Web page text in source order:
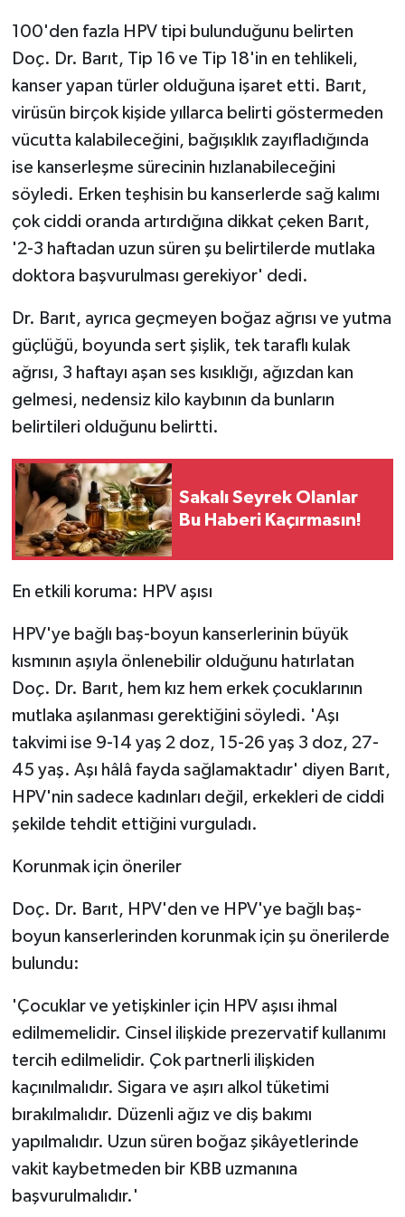
100'den fazla HPV tipi bulunduğunu belirten
Doç. Dr. Barıt, Tip 16 ve Tip 18'in en tehlikeli,
kanser yapan türler olduğuna işaret etti. Barıt,
virüsün birçok kişide yıllarca belirti göstermeden
vücutta kalabileceğini, bağışıklık zayıfladığında
ise kanserleşme sürecinin hızlanabileceğini
söyledi. Erken teşhisin bu kanserlerde sağ kalımı
çok ciddi oranda artırdığına dikkat çeken Barıt,
'2-3 haftadan uzun süren şu belirtilerde mutlaka
doktora başvurulması gerekiyor' dedi.
Dr. Barıt, ayrıca geçmeyen boğaz ağrısı ve yutma
güçlüğü, boyunda sert şişlik, tek taraflı kulak
ağrısı, 3 haftayı aşan ses kısıklığı, ağızdan kan
gelmesi, nedensiz kilo kaybının da bunların
belirtileri olduğunu belirtti.
Sakalı Seyrek Olanlar
Bu Haberi Kaçırmasın!
En etkili koruma: HPV aşısı
HPV'ye bağlı baş-boyun kanserlerinin büyük
kısmının aşıyla önlenebilir olduğunu hatırlatan
Doç. Dr. Barıt, hem kız hem erkek çocuklarının
mutlaka aşılanması gerektiğini söyledi. 'Aşı
takvimi ise 9-14 yaş 2 doz, 15-26 yaş 3 doz, 27-
45 yaş. Aşı hâlâ fayda sağlamaktadır' diyen Barıt,
HPV'nin sadece kadınları değil, erkekleri de ciddi
şekilde tehdit ettiğini vurguladı.
Korunmak için öneriler
Doç. Dr. Barıt, HPV'den ve HPV'ye bağlı baş-
boyun kanserlerinden korunmak için şu önerilerde
bulundu:
'Çocuklar ve yetişkinler için HPV aşısı ihmal
edilmemelidir. Cinsel ilişkide prezervatif kullanımı
tercih edilmelidir. Çok partnerli ilişkiden
kaçınılmalıdır. Sigara ve aşırı alkol tüketimi
bırakılmalıdır. Düzenli ağız ve diş bakımı
yapılmalıdır. Uzun süren boğaz şikâyetlerinde
vakit kaybetmeden bir KBB uzmanına
başvurulmalıdır.'